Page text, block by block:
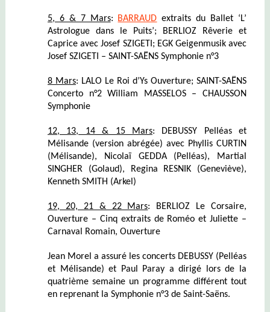
5, 6 & 7 Mars: BARRAUD extraits du Ballet ‘L’
Astrologue dans le Puits’; BERLIOZ Rêverie et
Caprice avec Josef SZIGETI; EGK Geigenmusik avec
Josef SZIGETI – SAINT-SAËNS Symphonie n°3
8 Mars: LALO Le Roi d’Ys Ouverture; SAINT-SAËNS
Concerto n°2 William MASSELOS – CHAUSSON
Symphonie
12, 13, 14 & 15 Mars: DEBUSSY Pelléas et
Mélisande (version abrégée) avec Phyllis CURTIN
(Mélisande), Nicolaï GEDDA (Pelléas), Martial
SINGHER (Golaud), Regina RESNIK (Geneviève),
Kenneth SMITH (Arkel)
19, 20, 21 & 22 Mars: BERLIOZ Le Corsaire,
Ouverture – Cinq extraits de Roméo et Juliette –
Carnaval Romain, Ouverture
Jean Morel a assuré les concerts DEBUSSY (Pelléas
et Mélisande) et Paul Paray a dirigé lors de la
quatrième semaine un programme différent tout
en reprenant la Symphonie n°3 de Saint-Saëns.